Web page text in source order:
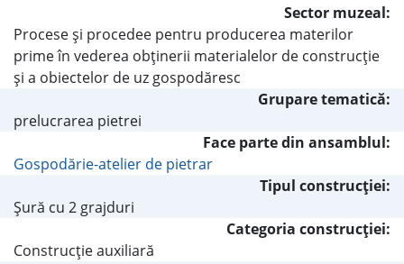
Sector muzeal:
Procese şi procedee pentru producerea materilor
prime în vederea obţinerii materialelor de construcţie
şi a obiectelor de uz gospodăresc
Grupare tematică:
prelucrarea pietrei
Face parte din ansamblul:
Gospodărie-atelier de pietrar
Tipul construcţiei:
Şură cu 2 grajduri
Categoria construcţiei:
Construcţie auxiliară